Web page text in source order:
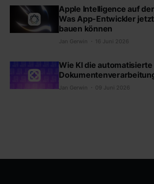
Apple Intelligence auf
Was App-Entwickler
bauen können
Jan Gerwin 16 Juni 2026
Wie KI die automatisierte
Jan Gerwin 09 Juni 2026